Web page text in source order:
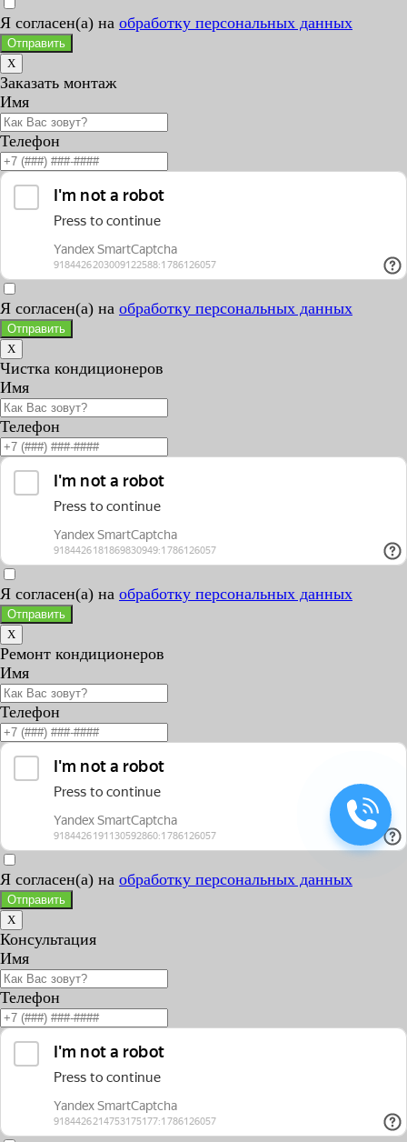
Я согласен(а) на обработку персональных данных
Отправить
X
Заказать монтаж
Имя
Телефон
Я согласен(а) на обработку персональных данных
Отправить
X
Чистка кондиционеров
Имя
Телефон
Я согласен(а) на обработку персональных данных
Отправить
X
Ремонт кондиционеров
Имя
Телефон
Я согласен(а) на обработку персональных данных
Отправить
X
Консультация
Имя
Телефон